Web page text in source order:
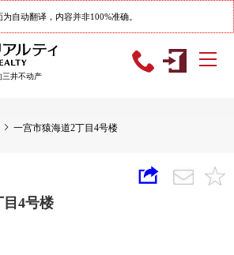
为自动翻译，内容并非100%准确。
三井不动产
一宫市猿海道2丁目4号楼
目4号楼